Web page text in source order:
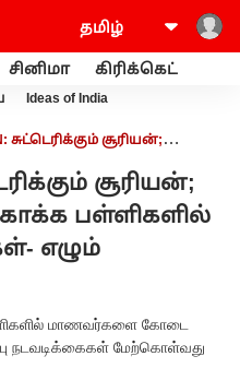
சினிமா கிரிக்கெட்
Ideas of India
சுட்டெரிக்கும் சூரியன்;
சூரியன்;
பள்ளிகளில்
எழும்
மாணவர்களை கோடை
நடவடிக்கைகள் மேற்கொள்வது